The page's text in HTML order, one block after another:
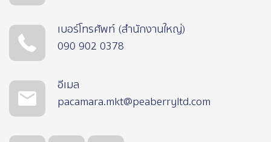
เบอร์โทรศัพท์ (สำนักงานใหญ่)
090 902 0378
อีเมล
pacamara.mkt@peaberryltd.com